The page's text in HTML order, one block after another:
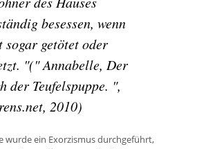
besessen, wenn
sogar getötet oder
"(" Annabelle, Der
der Teufelspuppe. ",
2010)
wurde ein Exorzismus durchgeführt,